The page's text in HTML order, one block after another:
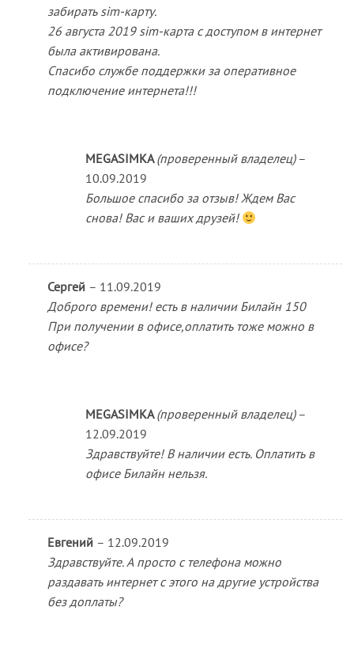
забирать sim-карту.
26 августа 2019 sim-карта с доступом в интернет
была активирована.
Спасибо службе поддержки за оперативное
подключение интернета!!!
MEGASIMKA(проверенный владелец) –
10.09.2019
Большое спасибо за отзыв! Ждем Вас
снова! Вас и ваших друзей!
Сергей – 11.09.2019
Доброго времени! есть в наличии Билайн 150
При получении в офисе,оплатить тоже можно в
офисе?
MEGASIMKA(проверенный владелец) –
12.09.2019
Здравствуйте! В наличии есть. Оплатить в
офисе Билайн нельзя.
Евгений – 12.09.2019
Здравствуйте. А просто с телефона можно
раздавать интернет с этого на другие устройства
без доплаты?